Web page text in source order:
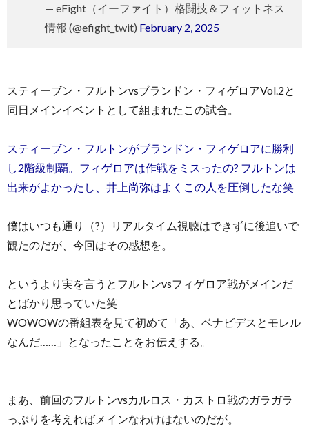
— eFight（イーファイト）格闘技＆フィットネス
情報 (@efight_twit) February 2, 2025
スティーブン・フルトンvsブランドン・フィゲロアVol.2と
同日メインイベントとして組まれたこの試合。
スティーブン・フルトンがブランドン・フィゲロアに勝利
し2階級制覇。フィゲロアは作戦をミスったの? フルトンは
出来がよかったし、井上尚弥はよくこの人を圧倒したな笑
僕はいつも通り（?）リアルタイム視聴はできずに後追いで
観たのだが、今回はその感想を。
というより実を言うとフルトンvsフィゲロア戦がメインだ
とばかり思っていた笑
WOWOWの番組表を見て初めて「あ、ベナビデスとモレル
なんだ……」となったことをお伝えする。
まあ、前回のフルトンvsカルロス・カストロ戦のガラガラ
っぷりを考えればメインなわけはないのだが。